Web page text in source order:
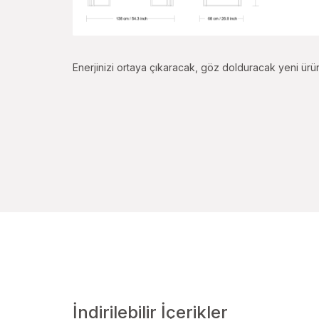
Enerjinizi ortaya çıkaracak, göz dolduracak yeni
İndirilebilir İçerikler